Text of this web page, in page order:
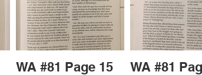
WA #81 Page 15 WA #81